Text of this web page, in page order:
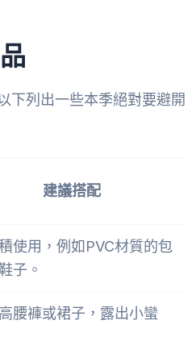
下列出一些本季絕對要避開
建議搭配
使用，例如PVC材質的包
子。
腰褲或裙子，露出小蠻